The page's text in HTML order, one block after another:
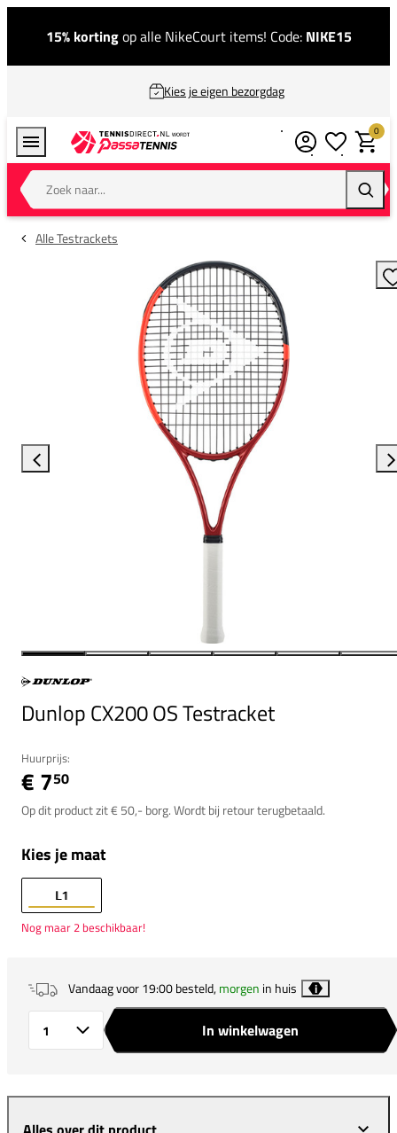
15% kortingop alle NikeCourt items! Code: NIKE15
Kies je eigen bezorgdag
Zoek naar...
0
Alle Testrackets
Dunlop CX200 OS Testracket
Huurprijs:
€ 750
Op dit product zit € 50,- borg. Wordt bij retour terugbetaald.
Kies je maat
L1
Nog maar 2 beschikbaar!
Vandaag voor 19:00 besteld,morgen in huis i
In winkelwagen